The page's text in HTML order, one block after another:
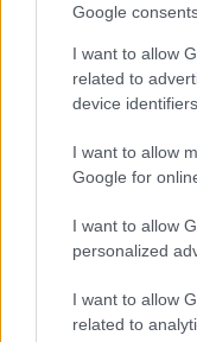
Google
I want to allow
related to
device
I want to allow
Google for
I want to allow
personalized
I want to allow
related to
Megjelent:
világháború
amikor
hadsereg —
dolgozott Illyés
pártszolgálatos
lélekben a húszas